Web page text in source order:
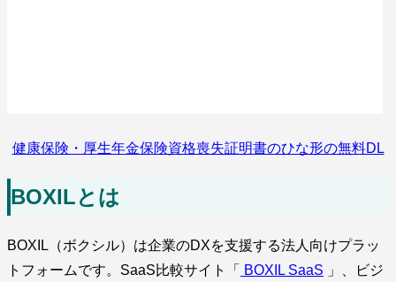
健康保険・厚生年金保険資格喪失証明書のひな形の無料DL
BOXILとは
BOXIL（ボクシル）は企業のDXを支援する法人向けプラッ
トフォームです。SaaS比較サイト「
BOXIL SaaS 」、ビジ